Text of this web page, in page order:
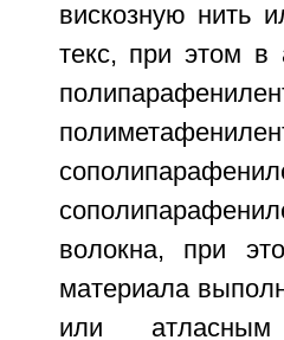
вискозную нить
текс, при этом в
волокна, при
материала
или